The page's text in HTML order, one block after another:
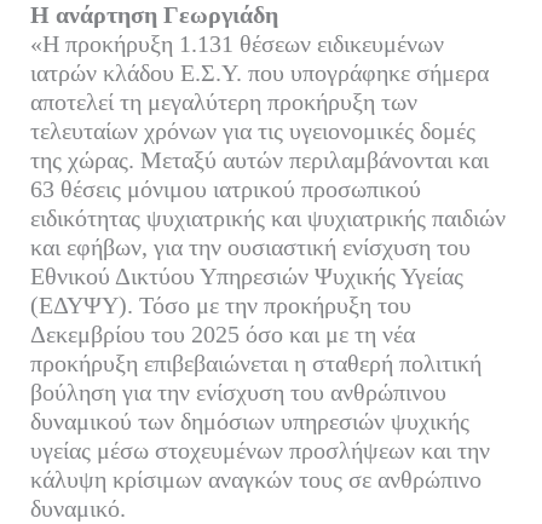
Η ανάρτηση Γεωργιάδη
«Η προκήρυξη 1.131 θέσεων ειδικευμένων
ιατρών κλάδου Ε.Σ.Υ. που υπογράφηκε σήμερα
αποτελεί τη μεγαλύτερη προκήρυξη των
τελευταίων χρόνων για τις υγειονομικές δομές
της χώρας. Μεταξύ αυτών περιλαμβάνονται και
63 θέσεις μόνιμου ιατρικού προσωπικού
ειδικότητας ψυχιατρικής και ψυχιατρικής παιδιών
και εφήβων, για την ουσιαστική ενίσχυση του
Εθνικού Δικτύου Υπηρεσιών Ψυχικής Υγείας
(ΕΔΥΨΥ). Τόσο με την προκήρυξη του
Δεκεμβρίου του 2025 όσο και με τη νέα
προκήρυξη επιβεβαιώνεται η σταθερή πολιτική
βούληση για την ενίσχυση του ανθρώπινου
δυναμικού των δημόσιων υπηρεσιών ψυχικής
υγείας μέσω στοχευμένων προσλήψεων και την
κάλυψη κρίσιμων αναγκών τους σε ανθρώπινο
δυναμικό.